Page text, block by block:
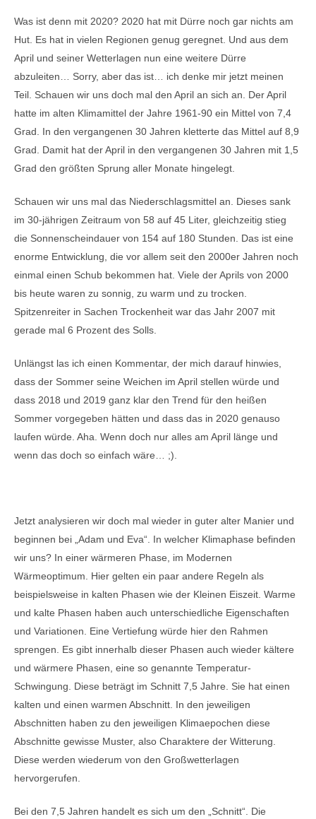
Was ist denn mit 2020? 2020 hat mit Dürre noch gar nichts am
Hut. Es hat in vielen Regionen genug geregnet. Und aus dem
April und seiner Wetterlagen nun eine weitere Dürre
abzuleiten… Sorry, aber das ist… ich denke mir jetzt meinen
Teil. Schauen wir uns doch mal den April an sich an. Der April
hatte im alten Klimamittel der Jahre 1961-90 ein Mittel von 7,4
Grad. In den vergangenen 30 Jahren kletterte das Mittel auf 8,9
Grad. Damit hat der April in den vergangenen 30 Jahren mit 1,5
Grad den größten Sprung aller Monate hingelegt.
Schauen wir uns mal das Niederschlagsmittel an. Dieses sank
im 30-jährigen Zeitraum von 58 auf 45 Liter, gleichzeitig stieg
die Sonnenscheindauer von 154 auf 180 Stunden. Das ist eine
enorme Entwicklung, die vor allem seit den 2000er Jahren noch
einmal einen Schub bekommen hat. Viele der Aprils von 2000
bis heute waren zu sonnig, zu warm und zu trocken.
Spitzenreiter in Sachen Trockenheit war das Jahr 2007 mit
gerade mal 6 Prozent des Solls.
Unlängst las ich einen Kommentar, der mich darauf hinwies,
dass der Sommer seine Weichen im April stellen würde und
dass 2018 und 2019 ganz klar den Trend für den heißen
Sommer vorgegeben hätten und dass das in 2020 genauso
laufen würde. Aha. Wenn doch nur alles am April länge und
wenn das doch so einfach wäre… ;).
Jetzt analysieren wir doch mal wieder in guter alter Manier und
beginnen bei „Adam und Eva“. In welcher Klimaphase befinden
wir uns? In einer wärmeren Phase, im Modernen
Wärmeoptimum. Hier gelten ein paar andere Regeln als
beispielsweise in kalten Phasen wie der Kleinen Eiszeit. Warme
und kalte Phasen haben auch unterschiedliche Eigenschaften
und Variationen. Eine Vertiefung würde hier den Rahmen
sprengen. Es gibt innerhalb dieser Phasen auch wieder kältere
und wärmere Phasen, eine so genannte Temperatur-
Schwingung. Diese beträgt im Schnitt 7,5 Jahre. Sie hat einen
kalten und einen warmen Abschnitt. In den jeweiligen
Abschnitten haben zu den jeweiligen Klimaepochen diese
Abschnitte gewisse Muster, also Charaktere der Witterung.
Diese werden wiederum von den Großwetterlagen
hervorgerufen.
Bei den 7,5 Jahren handelt es sich um den „Schnitt“. Die